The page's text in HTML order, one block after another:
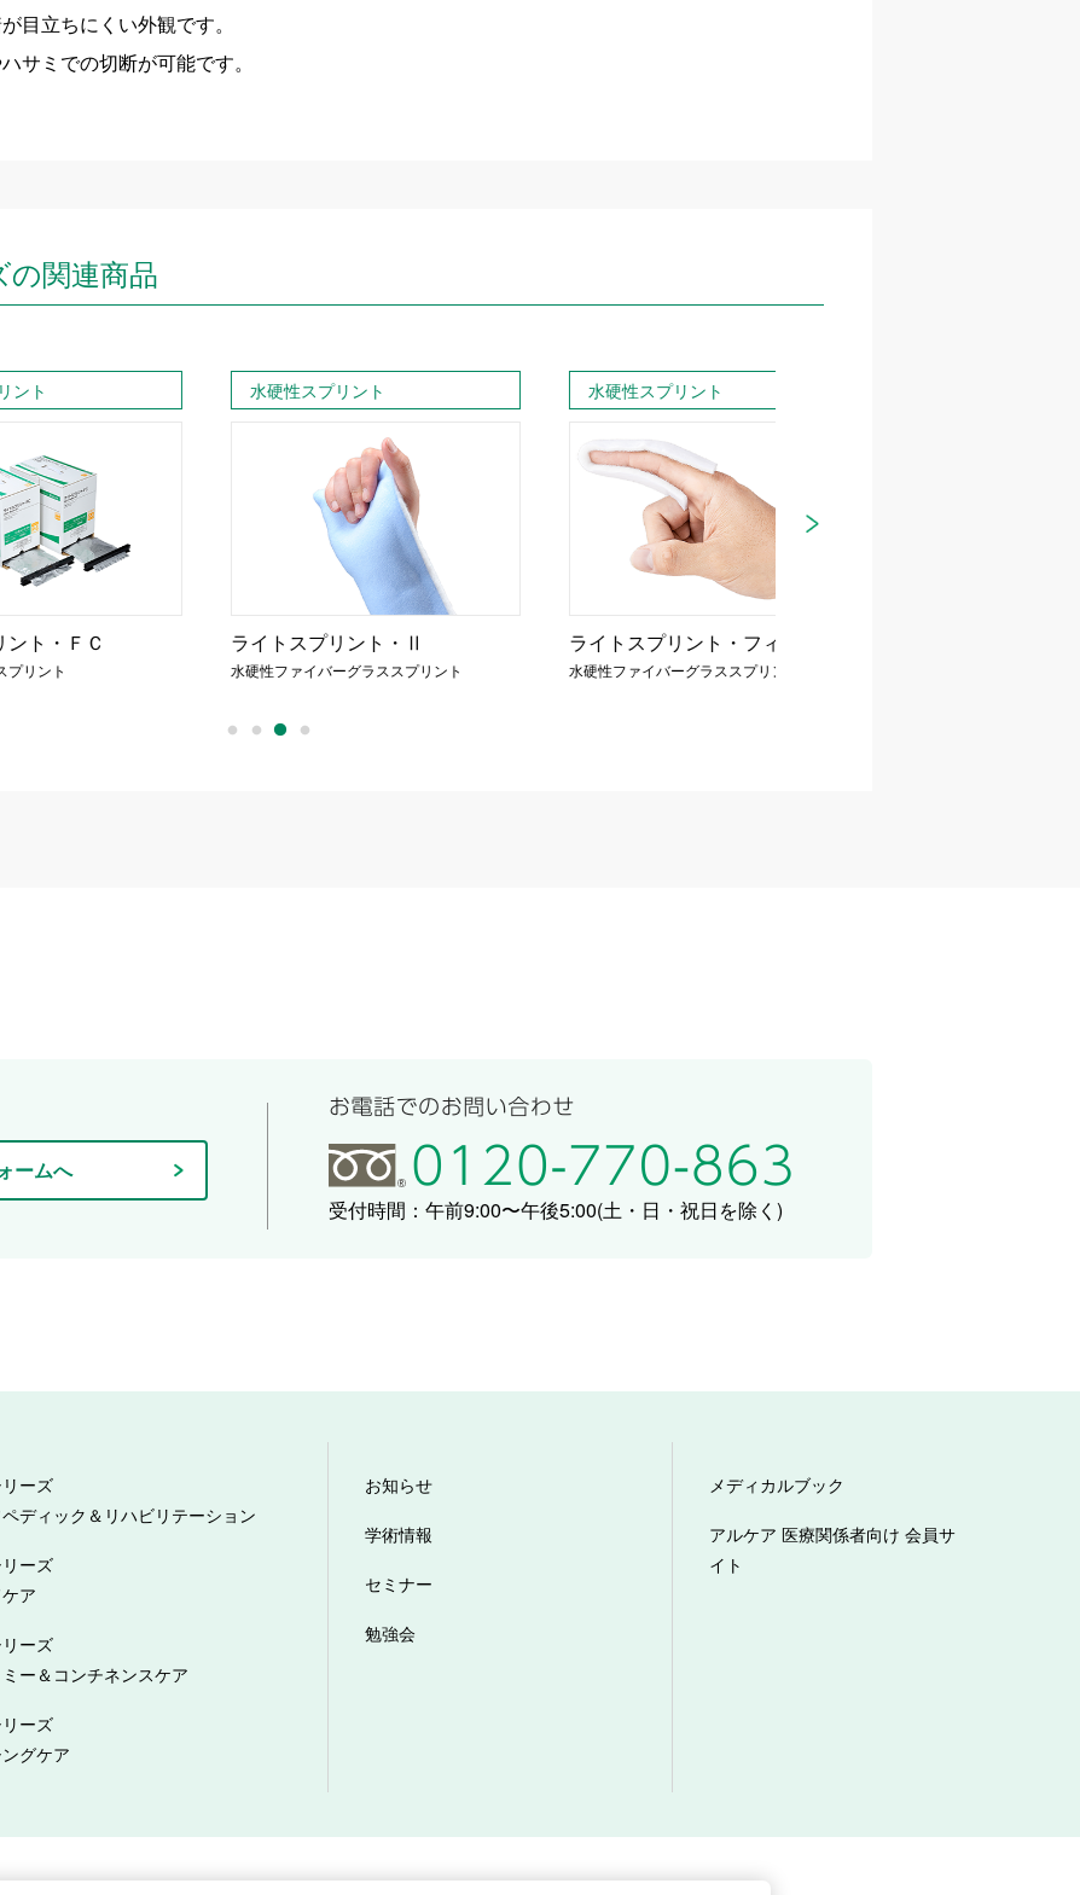
目立ちにくい外観です。
サミでの切断が可能です。
関連商品
水硬性スプリント
ライトスプリント・Ⅱ
水硬性ファイバーグラススプリント
水硬性スプリント
ライトスプリント・フィンガー
水硬性ファイバーグラススプリント
ームへ
受付時間：午前9:00〜午後5:00(土・日・祝日を除く)
ーズ
ディック＆リハビリテーション
ーズ
ア
ーズ
ー＆コンチネンスケア
ーズ
グケア
お知らせ
学術情報
セミナー
勉強会
メディカルブック
アルケア 医療関係者向け 会員サ
イト